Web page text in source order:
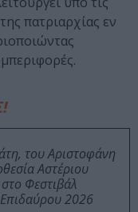
πατριαρχίας εν
του Αριστοφάνη
Αστέριου
Φεστιβάλ
2026